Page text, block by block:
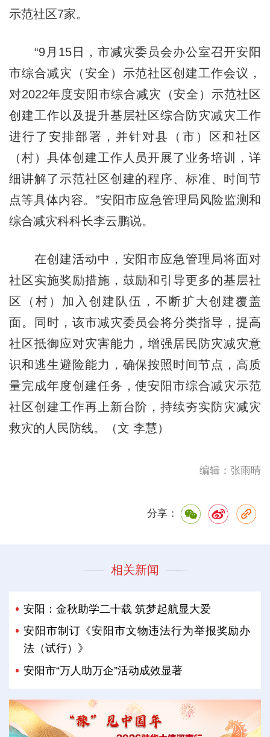
示范社区7家。
“9月15日，市减灾委员会办公室召开安阳
市综合减灾（安全）示范社区创建工作会议，
对2022年度安阳市综合减灾（安全）示范社区
创建工作以及提升基层社区综合防灾减灾工作
进行了安排部署，并针对县（市）区和社区
（村）具体创建工作人员开展了业务培训，详
细讲解了示范社区创建的程序、标准、时间节
点等具体内容。”安阳市应急管理局风险监测和
综合减灾科科长李云鹏说。
在创建活动中，安阳市应急管理局将面对
社区实施奖励措施，鼓励和引导更多的基层社
区（村）加入创建队伍，不断扩大创建覆盖
面。同时，该市减灾委员会将分类指导，提高
社区抵御应对灾害能力，增强居民防灾减灾意
识和逃生避险能力，确保按照时间节点，高质
量完成年度创建任务，使安阳市综合减灾示范
社区创建工作再上新台阶，持续夯实防灾减灾
救灾的人民防线。（文 李慧）
编辑：张雨晴
分享：
相关新闻
安阳：金秋助学二十载 筑梦起航显大爱
安阳市制订《安阳市文物违法行为举报奖励办
法（试行）》
安阳市“万人助万企”活动成效显著